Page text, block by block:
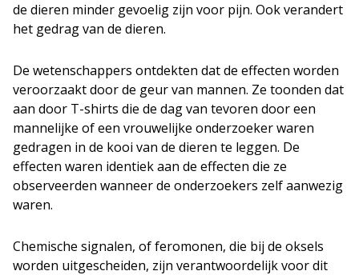
de dieren minder gevoelig zijn voor pijn. Ook verandert
het gedrag van de dieren.
De wetenschappers ontdekten dat de effecten worden
veroorzaakt door de geur van mannen. Ze toonden dat
aan door T-shirts die de dag van tevoren door een
mannelijke of een vrouwelijke onderzoeker waren
gedragen in de kooi van de dieren te leggen. De
effecten waren identiek aan de effecten die ze
observeerden wanneer de onderzoekers zelf aanwezig
waren.
Chemische signalen, of feromonen, die bij de oksels
worden uitgescheiden, zijn verantwoordelijk voor dit